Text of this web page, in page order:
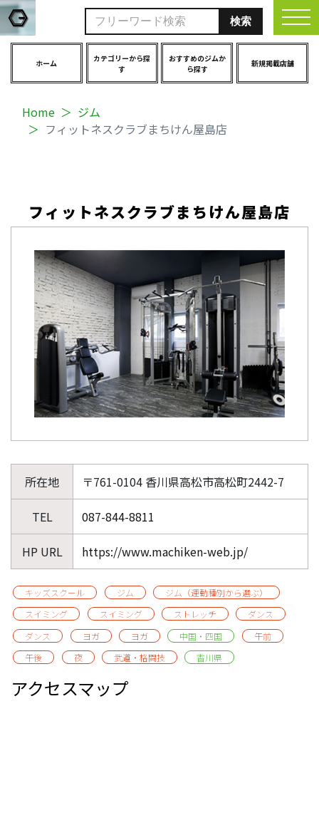
ホーム
カテゴリーから探
す
おすすめのジムか
ら探す
新規掲載店舗
Home
ジム
フィットネスクラブまちけん屋島店
フィットネスクラブまちけん屋島店
所在地 〒761-0104 香川県高松市高松町2442-7
TEL 087-844-8811
HP URL https://www.machiken-web.jp/
キッズスクール ジム
ジム（運動種別から選ぶ）
スイミング
スイミング ストレッチ
ダンス
ダンス
ヨガ ヨガ 中国・四国
午前
午後
夜 武道・格闘技 香川県
アクセスマップ